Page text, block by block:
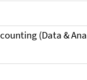
(Data &